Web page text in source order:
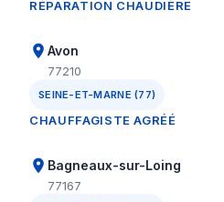
RÉPARATION CHAUDIÈRE
Avon
77210
SEINE-ET-MARNE (77)
CHAUFFAGISTE AGRÉÉ
Bagneaux-sur-Loing
77167